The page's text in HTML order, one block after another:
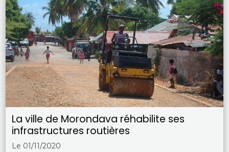
La ville de Morondava réhabilite ses
infrastructures routières
Le 01/11/2020